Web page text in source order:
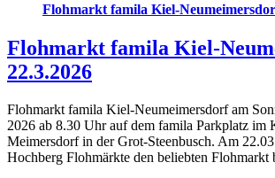
Flohmarkt famila Kiel-
Flohmarkt famila Kiel-
22.3.2026
Flohmarkt famila Kiel-Neumeimersdorf am
2026 ab 8.30 Uhr auf dem famila Parkplatz im
Meimersdorf in der Grot-Steenbusch. Am
Hochberg Flohmärkte den beliebten